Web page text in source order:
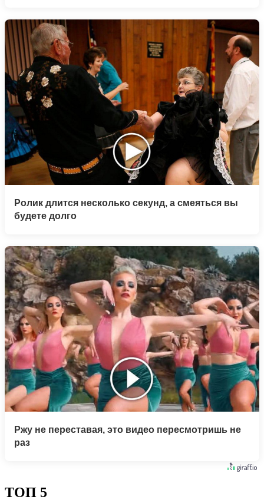
Ролик длится несколько секунд, а смеяться вы
будете долго
Ржу не переставая, это видео пересмотришь не
раз
ТОП 5